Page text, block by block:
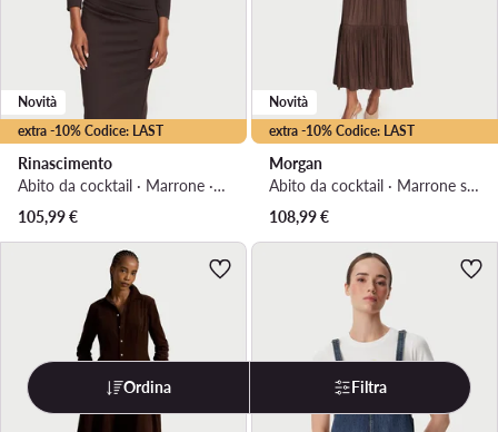
extra -10% Codice: LAST
Novità
Rinascimento
Abito da cocktail · Marrone · Mini
105,99€
extra -10% Codice: LAST
Novità
Morgan
Abito da cocktail · Marrone scuro · Midi
108,99€
Ordina Filtra